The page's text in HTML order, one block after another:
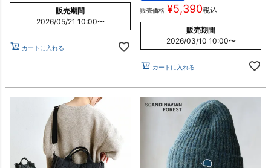
販売期間
2026/05/21 10:00〜
カートに入れる
販売価格 ¥5,390税込
販売期間
2026/03/10 10:00〜
カートに入れる